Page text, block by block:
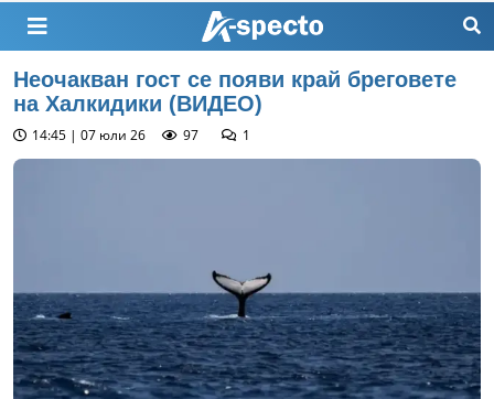
Неочакван гост се появи край бреговете
на Халкидики (ВИДЕО)
14:45 | 07 юли 26 97 1